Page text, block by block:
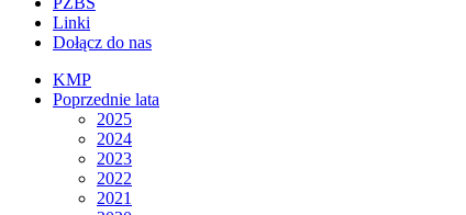
Linki
Dołącz do nas
KMP
Poprzednie lata
2025
2024
2023
2022
2021